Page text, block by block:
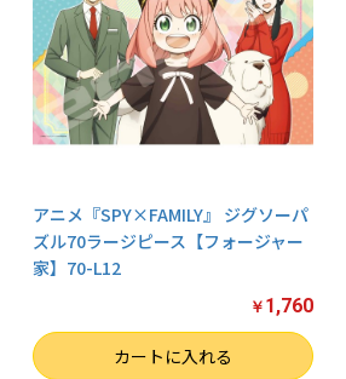
アニメ『SPY×FAMILY』 ジグソーパ
ズル70ラージピース【フォージャー
家】70-L12
￥ 1,760
数量 カートに入れる